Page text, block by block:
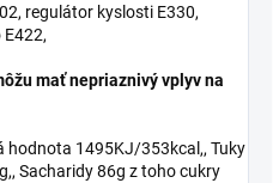
regulátor kyslosti E330,
mať nepriaznivý vplyv na
hodnota 1495KJ/353kcal,, Tuky
Sacharidy 86g z toho cukry